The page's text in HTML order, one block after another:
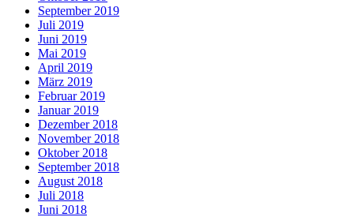
September 2019
Juli 2019
Juni 2019
Mai 2019
April 2019
März 2019
Februar 2019
Januar 2019
Dezember 2018
November 2018
Oktober 2018
September 2018
August 2018
Juli 2018
Juni 2018